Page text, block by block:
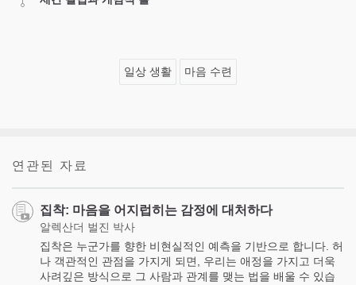
일상 생활 마음 수련
연관된 자료
집착: 마음을 어지럽히는 감정에 대처하다
알렉산더 벌진 박사
집착은 누군가를 향한 비현실적인 예측을 기반으로 합니다. 허
나 객관적인 관점을 가지게 되면, 우리는 애정을 가지고 더욱
사려깊은 방식으로 그 사람과 관계를 맺는 법을 배울 수 있습